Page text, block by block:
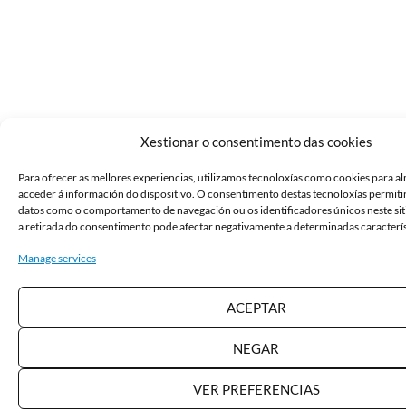
Xestionar o consentimento das cookies
Para ofrecer as mellores experiencias, utilizamos tecnoloxías como cookies para
acceder á información do dispositivo. O consentimento destas tecnoloxías
datos como o comportamento de navegación ou os identificadores únicos neste
a retirada do consentimento pode afectar negativamente a determinadas
Manage services
ACEPTAR
NEGAR
VER PREFERENCIAS